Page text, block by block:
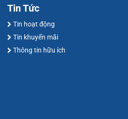
Tin Tức
Tin hoạt động
Tin khuyến mãi
Thông tin hữu ích